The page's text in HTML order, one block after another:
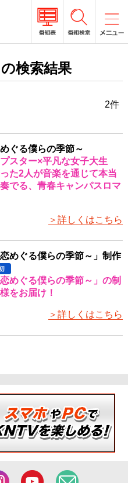
検索結果
2件
ぐる僕らの季節～
スター×平凡な女子大生
た2人が音楽を通じて本当
でる、青春キャンパスロマ
＞詳しくはこちら
恋めぐる僕らの季節～」制作
恋めぐる僕らの季節～」の制
をお届け！
＞詳しくはこちら